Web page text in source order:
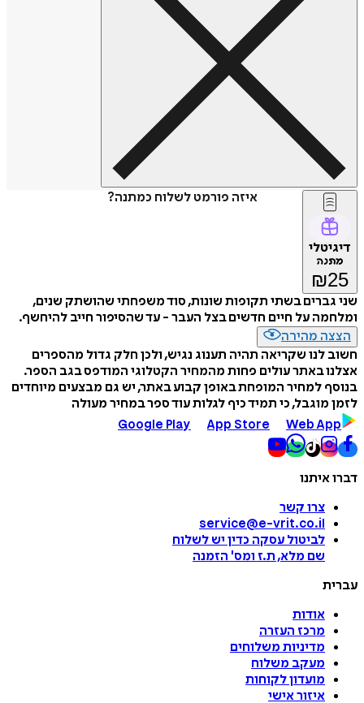
איזה פורמט לשלוח כמתנה?
דיגיטלי
מתנה
₪25
שני גברים בשתי תקופות שונות, סוד משפחתי שהושתק שנים,
ומלחמה על חיים חדשים בצל העבר - עד שהסיפור חייב להיחשף.
הצצה מהירה
חשוב לנו שקריאה תהיה תענוג נגיש, ולכן חלק גדול מהספרים
אצלנו באתר עולים פחות מהמחיר הקטלוגי המודפס בגב הספר.
בנוסף למחיר המופחת באופן קבוע באתר, יש גם מבצעים מיוחדים
לזמן מוגבל, כי תמיד כיף לגלות עוד ספר במחיר מעולה
Google Play
App Store Web App
דברו איתנו
צרו קשר
service@e-vrit.co.il
לביטול עסקה כדין יש לשלוח
שם מלא, ת.ז ומס' הזמנה
עברית
אודות
מרכז העזרה
מדיניות משלוחים
מעקב משלוח
מועדון לקוחות
איזור אישי